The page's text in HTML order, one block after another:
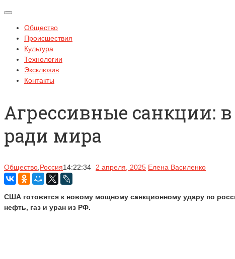
Общество
Происшествия
Культура
Технологии
Эксклюзив
Контакты
Агрессивные санкции:
ради мира
Общество Россия14:22:34 2 апреля, 2025 Елена Василенко
США готовятся к новому мощному санкционному удару по
нефть, газ и уран из РФ.